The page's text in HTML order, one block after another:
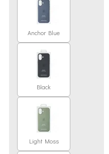
Anchor Blue
Black
Light Moss